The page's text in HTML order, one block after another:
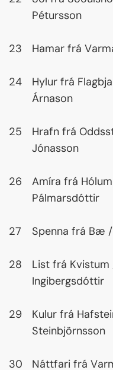
Pétursson
23 Hamar frá
24
Hylur frá
Árnason
25
Hrafn frá
Jónasson
26
Amíra frá
Pálmarsdóttir
27 Spenna frá Bæ
28
List frá Kvistum
Ingibergsdóttir
29
Kulur frá
Steinbjörnsson
30 Náttfari frá